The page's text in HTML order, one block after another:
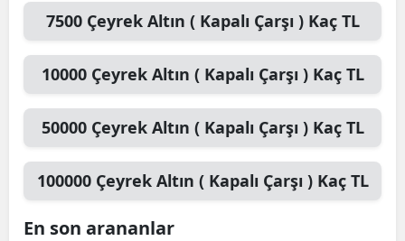
7500 Çeyrek Altın ( Kapalı Çarşı )Kaç TL
10000 Çeyrek Altın ( Kapalı Çarşı )Kaç TL
50000 Çeyrek Altın ( Kapalı Çarşı )Kaç TL
100000 Çeyrek Altın ( Kapalı Çarşı )Kaç TL
En son arananlar